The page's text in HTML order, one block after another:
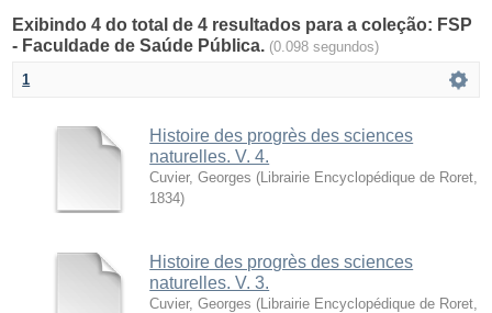
Exibindo 4 do total de 4 resultados para a coleção: FSP
- Faculdade de Saúde Pública. (0.098 segundos)
1
Histoire des progrès des sciences
naturelles. V. 4.
Cuvier, Georges ( Librairie Encyclopédique de Roret
1834)
Histoire des progrès des sciences
naturelles. V. 3.
Cuvier, Georges ( Librairie Encyclopédique de Roret